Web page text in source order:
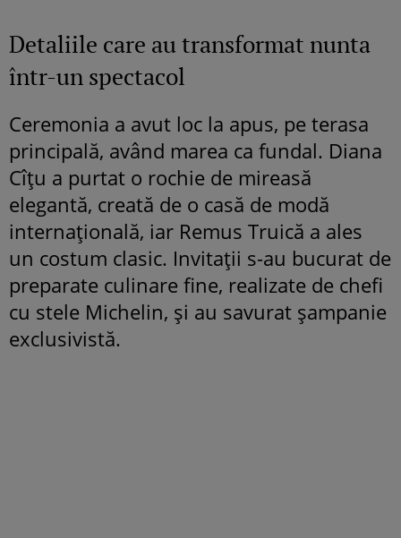
Detaliile care au transformat nunta
într-un spectacol
Ceremonia a avut loc la apus, pe terasa
principală, având marea ca fundal. Diana
Cîțu a purtat o rochie de mireasă
elegantă, creată de o casă de modă
internațională, iar Remus Truică a ales
un costum clasic. Invitații s-au bucurat de
preparate culinare fine, realizate de chefi
cu stele Michelin, și au savurat șampanie
exclusivistă.